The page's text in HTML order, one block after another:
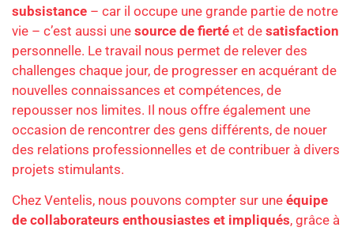
subsistance – car il occupe une grande partie de notre
vie – c’est aussi une source de fierté et de satisfaction
personnelle. Le travail nous permet de relever des
challenges chaque jour, de progresser en acquérant de
nouvelles connaissances et compétences, de
repousser nos limites. Il nous offre également une
occasion de rencontrer des gens différents, de nouer
des relations professionnelles et de contribuer à divers
projets stimulants.
Chez Ventelis, nous pouvons compter sur une équipe
de collaborateurs enthousiastes et impliqués, grâce à